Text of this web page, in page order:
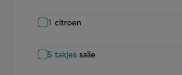
1 citroen
5 takjes salie